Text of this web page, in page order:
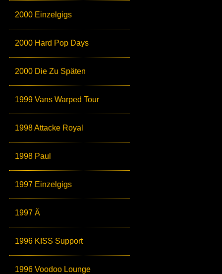
2000 Einzelgigs
2000 Hard Pop Days
2000 Die Zu Späten
1999 Vans Warped Tour
1998 Attacke Royal
1998 Paul
1997 Einzelgigs
1997 Ä
1996 KISS Support
1996 Voodoo Lounge